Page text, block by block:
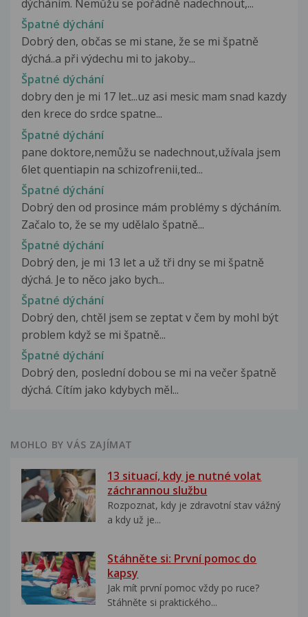
dýcháním. Nemůžu se pořádně nadechnout,...
Špatné dýchání
Dobrý den, občas se mi stane, že se mi špatně
dýchá..a při výdechu mi to jakoby...
Špatné dýchání
dobry den je mi 17 let...uz asi mesic mam snad kazdy
den krece do srdce spatne...
Špatné dýchání
pane doktore,nemůžu se nadechnout,užívala jsem
6let quentiapin na schizofrenii,ted...
Špatné dýchání
Dobrý den od prosince mám problémy s dýcháním.
Začalo to, že se my udělalo špatně...
Špatné dýchání
Dobrý den, je mi 13 let a už tři dny se mi špatně
dýchá. Je to něco jako bych...
Špatné dýchání
Dobrý den, chtěl jsem se zeptat v čem by mohl být
problem když se mi špatně...
Špatné dýchání
Dobrý den, poslední dobou se mi na večer špatně
dýchá. Cítím jako kdybych měl...
MOHLO BY VÁS ZAJÍMAT
13 situací, kdy je nutné volat
záchrannou službu
Rozpoznat, kdy je zdravotní stav vážný
a kdy už je...
Stáhněte si: První pomoc do
kapsy
Jak mít první pomoc vždy po ruce?
Stáhněte si praktického...